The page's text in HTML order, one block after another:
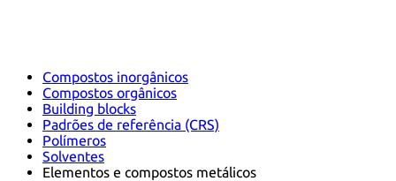
Compostos inorgânicos
Compostos orgânicos
Building blocks
Padrões de referência (CRS)
Polímeros
Solventes
Elementos e compostos metálicos